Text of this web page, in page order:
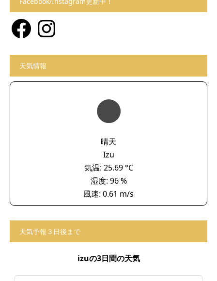
FacebookInstagram
天気情報
晴天
Izu
気温: 25.69 °C
湿度: 96 %
風速: 0.61 m/s
天気予報３日後まで
izuの3日間の天気